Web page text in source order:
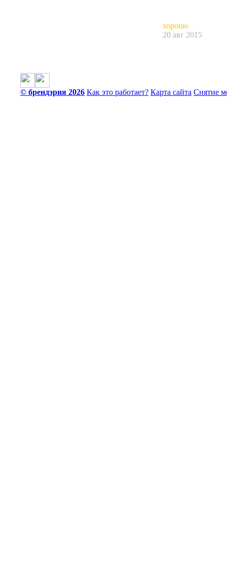
хорошо
20 авг 2015
© брендэрия 2026 Как это работает? Карта сайта Снятие